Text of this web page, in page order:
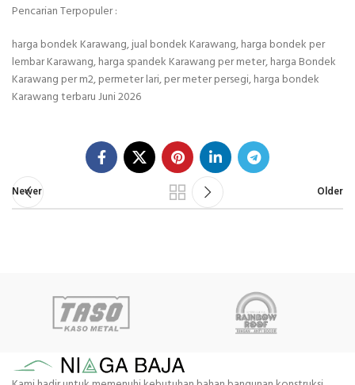
Pencarian Terpopuler :
harga bondek Karawang, jual bondek Karawang, harga bondek per
lembar Karawang, harga spandek Karawang per meter, harga Bondek
Karawang per m2, permeter lari, per meter persegi, harga bondek
Karawang terbaru Juni 2026
Newer Older